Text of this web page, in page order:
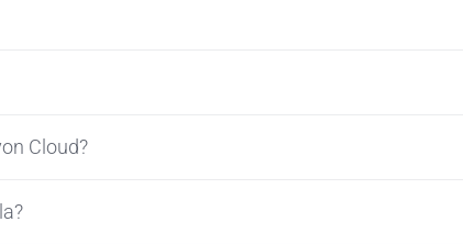
Cloud?